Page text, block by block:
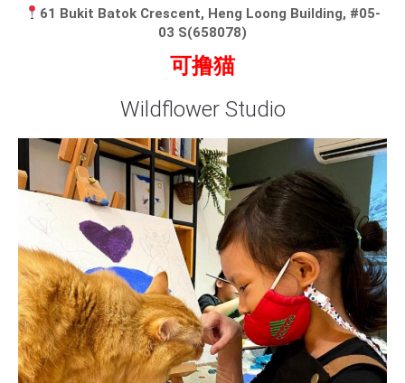
61 Bukit Batok Crescent, Heng Loong Building, #05-
03 S(658078)
可撸猫
Wildflower Studio